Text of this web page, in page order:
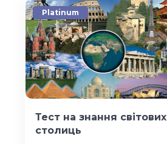
Platinum
Тест на знання світових
столиць